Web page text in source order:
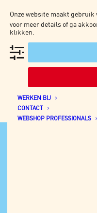
WEBSHOP CONSUMENTEN
HOME
ONZE PRODUCTEN
WERKEN BIJ
CONTACT
WEBSHOP PROFESSIONALS
ORGANIC
Onze website maakt gebruik
voor meer details of ga
klikken.